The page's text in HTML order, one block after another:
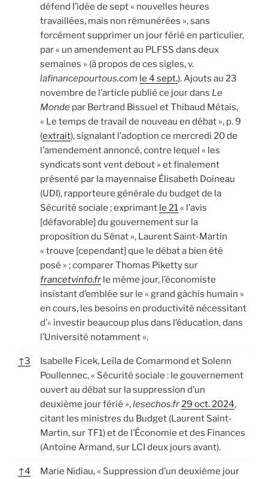
défend l’idée de sept « nouvelles heures
travaillées, mais non rémunérées », sans
forcément supprimer un jour férié en particulier,
par « un amendement au PLFSS dans deux
semaines » (à propos de ces sigles, v.
lafinancepourtous.com le 4 sept.). Ajouts au 23
novembre de l’article publié ce jour dans Le
Monde par Bertrand Bissuel et Thibaud Métais,
« Le temps de travail de nouveau en débat », p. 9
(extrait), signalant l’adoption ce mercredi 20 de
l’amendement annoncé, contre lequel « les
syndicats sont vent debout » et finalement
présenté par la mayennaise Élisabeth Doineau
(UDI), rapporteure générale du budget de la
Sécurité sociale ; exprimant le 21« l’avis
[défavorable] du gouvernement sur la
proposition du Sénat », Laurent Saint-Martin
« trouve [cependant] que le débat a bien été
posé » ; comparer Thomas Piketty sur
francetvinfo.fr le même jour, l’économiste
insistant d’emblée sur le « grand gâchis humain »
en cours, les besoins en productivité nécessitant
d’« investir beaucoup plus dans l’éducation, dans
l’Université notamment ».
↑3
Isabelle Ficek, Leïla de Comarmond et Solenn
Poullennec, « Sécurité sociale : le gouvernement
ouvert au débat sur la suppression d’un
deuxième jour férié »,lesechos.fr29 oct. 2024,
citant les ministres du Budget (Laurent Saint-
Martin, sur TF1) et de l’Économie et des Finances
(Antoine Armand, sur LCI deux jours avant).
↑4
Marie Nidiau, « Suppression d’un deuxième jour